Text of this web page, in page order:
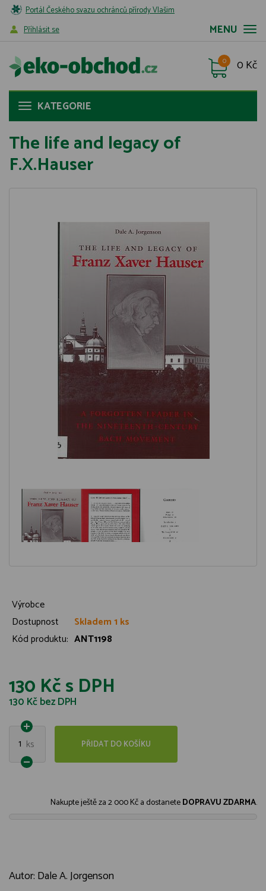
Portál Českého svazu ochránců přírody Vlašim
MENU
Příhlásit se
0 Kč
0
KATEGORIE
The life and legacy of
F.X.Hauser
Výrobce
Dostupnost
Skladem 1 ks
Kód produktu: ANT1198
130 Kčs DPH
130 Kčbez DPH
1 ks PŘIDAT DO KOŠÍKU
Nakupte ještě za2 000 Kča dostaneteDOPRAVU ZDARMA.
Autor: Dale A. Jorgenson